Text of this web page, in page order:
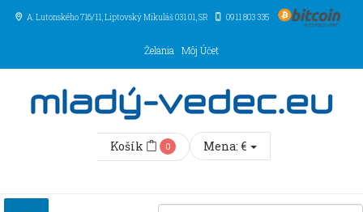
A. Lutonského 716/11, Liptovský Mikuláš031 01,SR 0911 803 335
Želania Môj Účet
Košík 0 Mena: €